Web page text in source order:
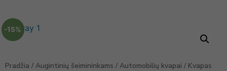
-15%
Pradžia / Augintinių šeimininkams / Automobilių kvapai / Kvapas